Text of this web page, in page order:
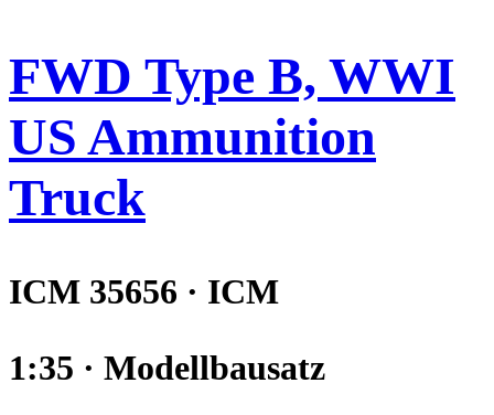
FWD Type B, WWI
US Ammunition
Truck
ICM 35656 · ICM
1:35 · Modellbausatz